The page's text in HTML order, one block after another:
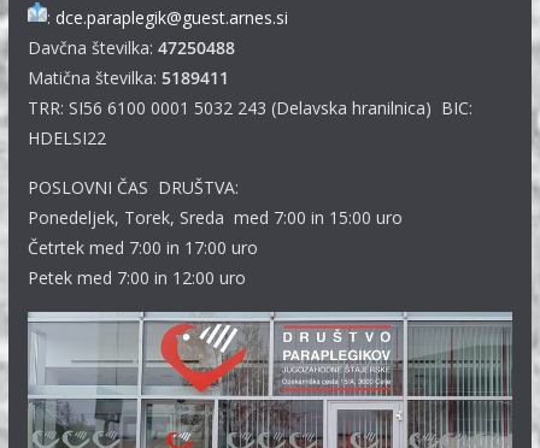
: dce.paraplegik@guest.arnes.si
Davčna številka: 47250488
Matična številka: 5189411
TRR: SI56 6100 0001 5032 243 (Delavska hranilnica) BIC:
HDELSI22
POSLOVNI ČAS DRUŠTVA:
Ponedeljek, Torek, Sreda med 7:00 in 15:00 uro
Četrtek med 7:00 in 17:00 uro
Petek med 7:00 in 12:00 uro